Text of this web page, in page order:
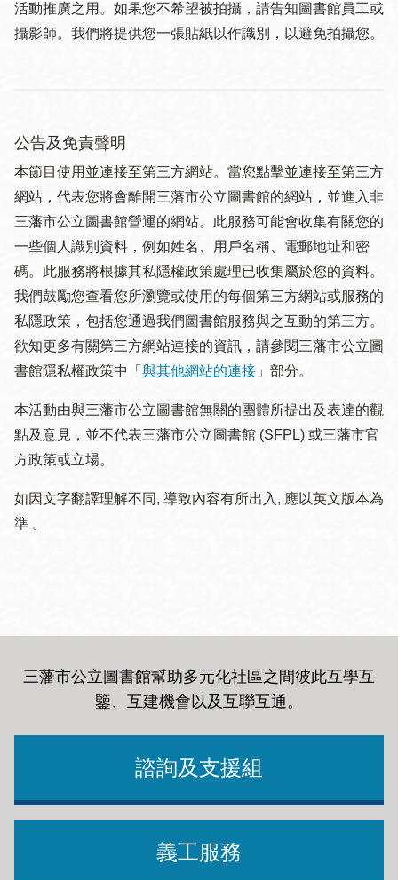
活動推廣之用。如果您不希望被拍攝，請告知圖書館員工或
攝影師。我們將提供您一張貼紙以作識別，以避免拍攝您。
公告及免責聲明
本節目使用並連接至第三方網站。當您點擊並連接至第三方
網站，代表您將會離開三藩市公立圖書館的網站，並進入非
三藩市公立圖書館營運的網站。此服務可能會收集有關您的
一些個人識別資料，例如姓名、用戶名稱、電郵地址和密
碼。此服務將根據其私隱權政策處理已收集屬於您的資料。
我們鼓勵您查看您所瀏覽或使用的每個第三方網站或服務的
私隱政策，包括您通過我們圖書館服務與之互動的第三方。
欲知更多有關第三方網站連接的資訊，請參閱三藩市公立圖
書館隱私權政策中「 與其他網站的連接 」部分。
本活動由與三藩市公立圖書館無關的團體所提出及表達的觀
點及意見，並不代表三藩市公立圖書館 (SFPL) 或三藩市官
方政策或立場。
如因文字翻譯理解不同, 導致內容有所出入, 應以英文版本為
準 。
三藩市公立圖書館幫助多元化社區之間彼此互學互
鑒、互建機會以及互聯互通。
諮詢及支援組
義工服務